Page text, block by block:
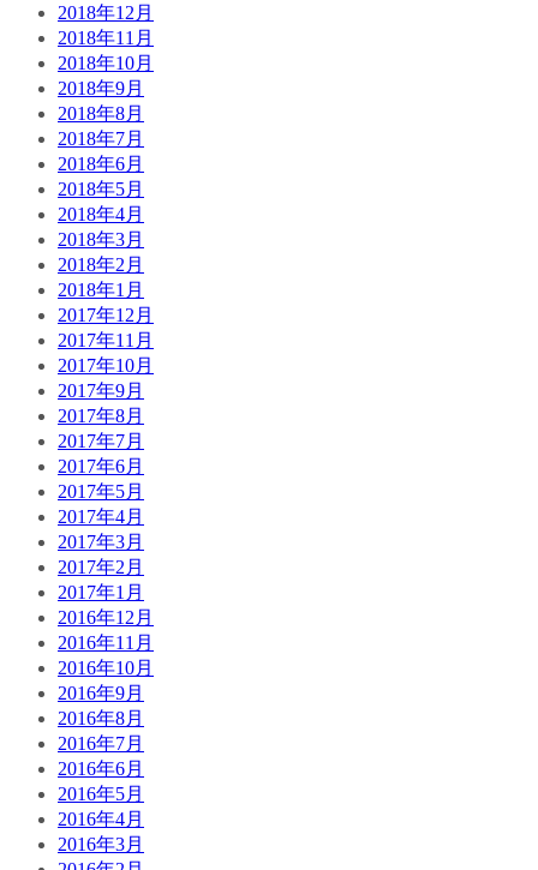
2018年12月
2018年11月
2018年10月
2018年9月
2018年8月
2018年7月
2018年6月
2018年5月
2018年4月
2018年3月
2018年2月
2018年1月
2017年12月
2017年11月
2017年10月
2017年9月
2017年8月
2017年7月
2017年6月
2017年5月
2017年4月
2017年3月
2017年2月
2017年1月
2016年12月
2016年11月
2016年10月
2016年9月
2016年8月
2016年7月
2016年6月
2016年5月
2016年4月
2016年3月